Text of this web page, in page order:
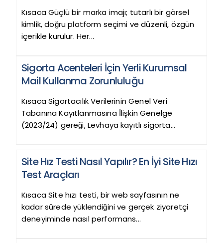
Kısaca Güçlü bir marka imajı; tutarlı bir görsel
kimlik, doğru platform seçimi ve düzenli, özgün
içerikle kurulur. Her...
Sigorta Acenteleri İçin Yerli Kurumsal
Mail Kullanma Zorunluluğu
Kısaca Sigortacılık Verilerinin Genel Veri
Tabanına Kayıtlanmasına İlişkin Genelge
(2023/24) gereği, Levhaya kayıtlı sigorta...
Site Hız Testi Nasıl Yapılır? En İyi Site Hızı
Test Araçları
Kısaca Site hızı testi, bir web sayfasının ne
kadar sürede yüklendiğini ve gerçek ziyaretçi
deneyiminde nasıl performans...